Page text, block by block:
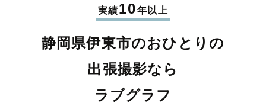
実績10年以上
静岡県伊東市のおひとりの
出張撮影なら
ラブグラフ